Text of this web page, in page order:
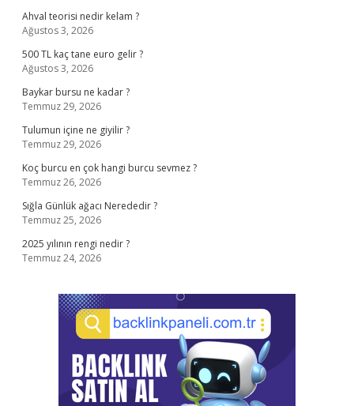
Ahval teorisi nedir kelam ?
Ağustos 3, 2026
500 TL kaç tane euro gelir ?
Ağustos 3, 2026
Baykar bursu ne kadar ?
Temmuz 29, 2026
Tulumun içine ne giyilir ?
Temmuz 29, 2026
Koç burcu en çok hangi burcu sevmez ?
Temmuz 26, 2026
Sığla Günlük ağacı Nerededir ?
Temmuz 25, 2026
2025 yılının rengi nedir ?
Temmuz 24, 2026